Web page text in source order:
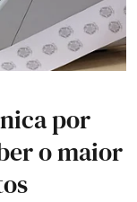
por
o maior